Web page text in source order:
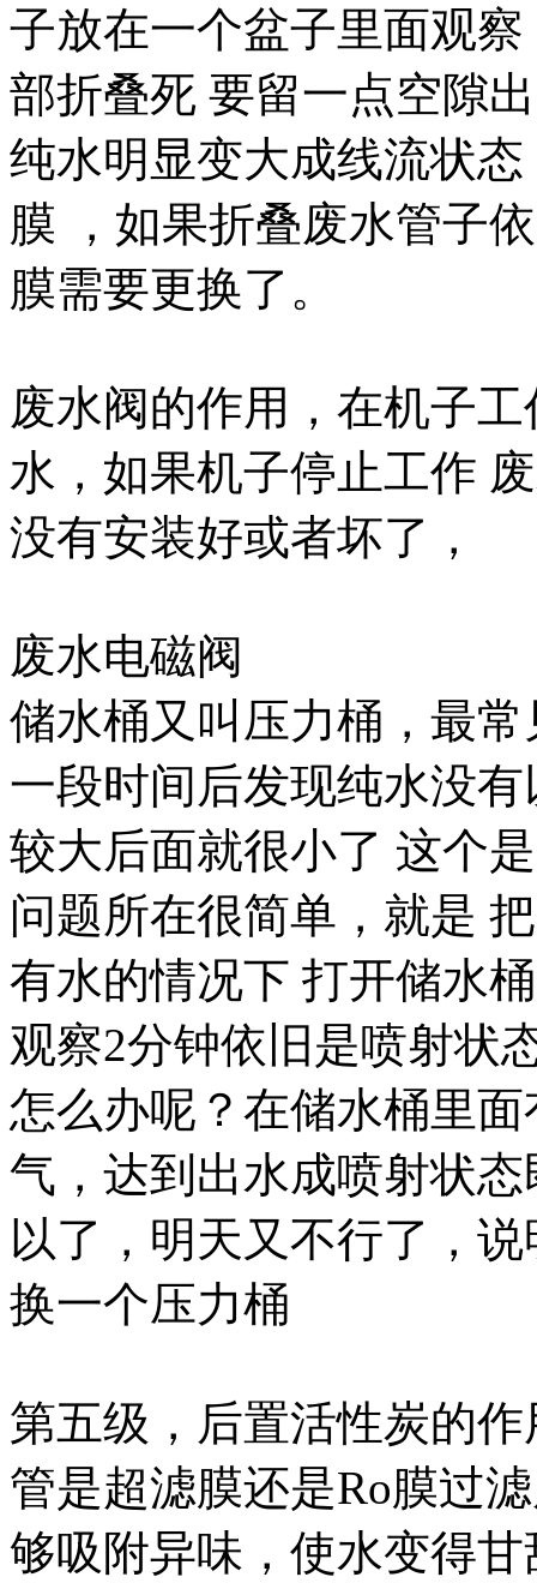
子放在一个盆子里面观
部折叠死 要留一点空隙
纯水明显变大成线流状
膜 ，如果折叠废水管子
膜需要更换了。
废水阀的作用，在机子
水，如果机子停止工作
没有安装好或者坏了，
废水电磁阀
储水桶又叫压力桶，最
一段时间后发现纯水没
较大后面就很小了 这个
问题所在很简单，就是
有水的情况下 打开储水
观察2分钟依旧是喷射状
怎么办呢？在储水桶里
气，达到出水成喷射状
以了，明天又不行了，
换一个压力桶
第五级，后置活性炭的
管是超滤膜还是Ro膜过
够吸附异味，使水变得